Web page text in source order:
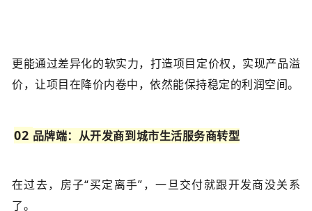
更能通过差异化的软实力，打造项目定价权，实现产品溢
价，让项目在降价内卷中，依然能保持稳定的利润空间。
02 品牌端：从开发商到城市生活服务商转型
在过去，房子“买定离手”，一旦交付就跟开发商没关系
了。